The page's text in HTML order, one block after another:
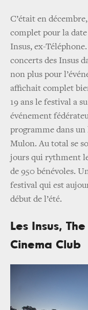
C’était en
complet pour la
Insus, ex-
concerts des Insus
non plus pour
affichait complet
19 ans le festival a
événement
programme dans
Mulon. Au total se
jours qui rythment
de 950 bénévoles.
festival qui est
début de l’été.
Les Insus,
Cinema Club